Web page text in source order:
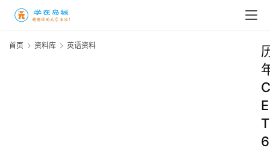
首页 资料库 英语资料
C
E
T
6